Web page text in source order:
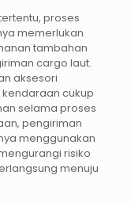
proses
memerlukan
tambahan
cargo laut.
aksesori
cukup
selama proses
pengiriman
menggunakan
risiko
menuju